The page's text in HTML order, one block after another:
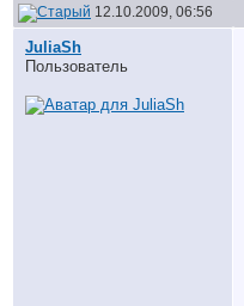
12.10.2009, 06:56
JuliaSh
Пользователь